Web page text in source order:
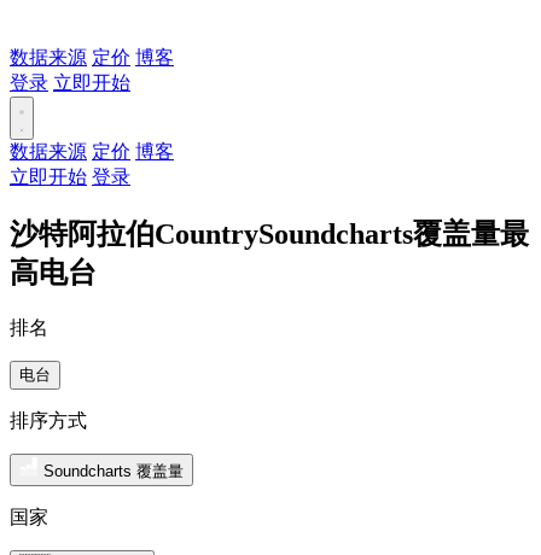
数据来源 定价 博客
登录 立即开始
数据来源 定价 博客
立即开始 登录
沙特阿拉伯CountrySoundcharts覆盖量最
高电台
排名
电台
排序方式
Soundcharts 覆盖量
国家